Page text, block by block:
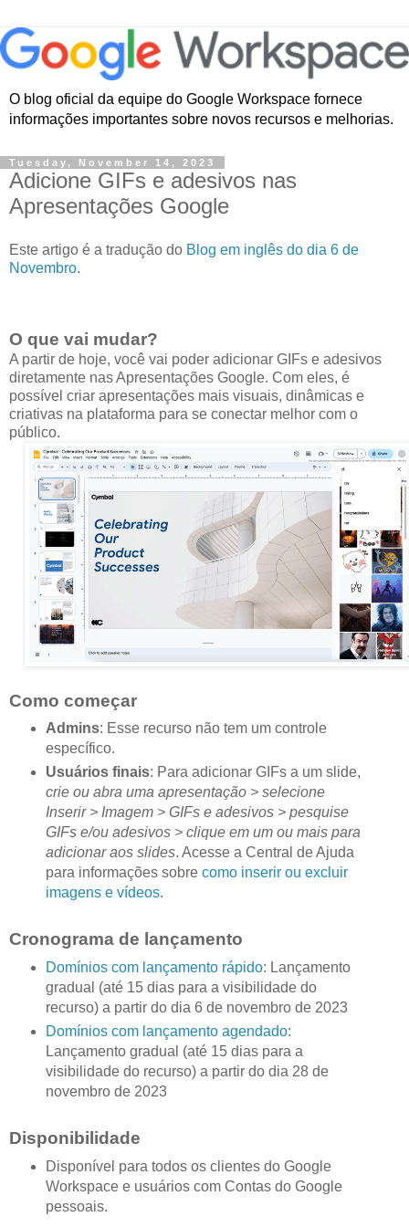
O blog oficial da equipe do Google Workspace fornece
informações importantes sobre novos recursos e melhorias.
Tuesday, November 14, 2023
Adicione GIFs e adesivos nas
Apresentações Google
Este artigo é a tradução do Blog em inglês do dia 6 de
Novembro.
O que vai mudar?
A partir de hoje, você vai poder adicionar GIFs e adesivos
diretamente nas Apresentações Google. Com eles, é
possível criar apresentações mais visuais, dinâmicas e
criativas na plataforma para se conectar melhor com o
público.
Como começar
Admins: Esse recurso não tem um controle
específico.
Usuários finais: Para adicionar GIFs a um slide,
crie ou abra uma apresentação > selecione
Inserir > Imagem > GIFs e adesivos > pesquise
GIFs e/ou adesivos > clique em um ou mais para
adicionar aos slides. Acesse a Central de Ajuda
para informações sobre como inserir ou excluir
imagens e vídeos.
Cronograma de lançamento
Domínios com lançamento rápido: Lançamento
gradual (até 15 dias para a visibilidade do
recurso) a partir do dia 6 de novembro de 2023
Domínios com lançamento agendado:
Lançamento gradual (até 15 dias para a
visibilidade do recurso) a partir do dia 28 de
novembro de 2023
Disponibilidade
Disponível para todos os clientes do Google
Workspace e usuários com Contas do Google
pessoais.